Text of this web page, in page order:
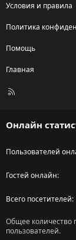
Условия и правила
Политика
Помощь
Главная
R
Онлайн
Пользователей
Гостей онлайн
Всего посетителей
Общее количество
пользователей.